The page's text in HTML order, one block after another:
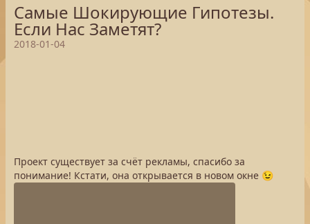
Самые Шокирующие Гипотезы.
Если Нас Заметят?
2018-01-04
Проект существует за счёт рекламы, спасибо за
понимание! Кстати, она открывается в новом окне 😉